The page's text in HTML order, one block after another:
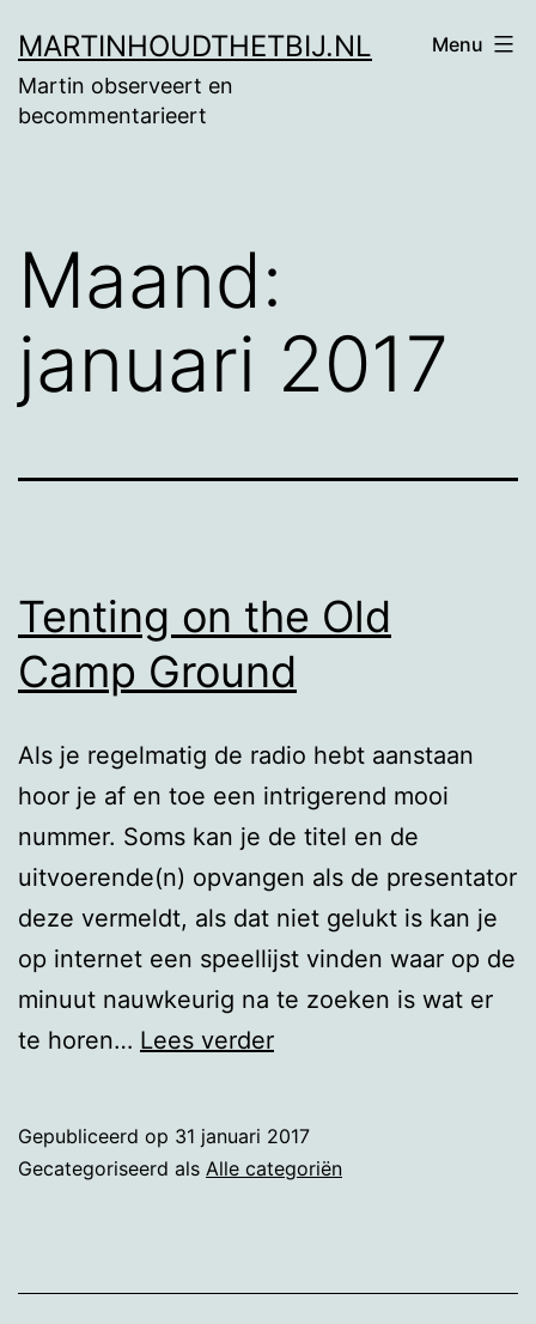
naar
de
MARTINHOUDTHETBIJ.NL
Martin observeert en
becommentarieert
Menu
Maand:
januari 2017
Tenting on the Old
Camp Ground
Als je regelmatig de radio hebt aanstaan
hoor je af en toe een intrigerend mooi
nummer. Soms kan je de titel en de
uitvoerende(n) opvangen als de presentator
deze vermeldt, als dat niet gelukt is kan je
op internet een speellijst vinden waar op de
minuut nauwkeurig na te zoeken is wat er
te horen… Lees verderTenting
Old
Gepubliceerd op 31 januari 2017
Gecategoriseerd als Alle categoriën